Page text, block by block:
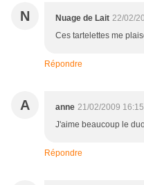
N Nuage de Lait 22/02/
Ces tartelettes me
Répondre
A anne 21/02/2009 16:15
J'aime beaucoup le
Répondre